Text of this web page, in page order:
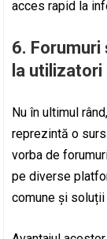
acces rapid la
6. Forumuri
la
Nu în ultimul
reprezintă o
vorba de
pe diverse
comune și